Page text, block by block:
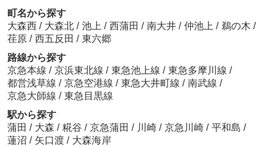
町名から探す
大森西 / 大森北 / 池上 / 西蒲田 / 南大井 / 仲池上 / 鵜の木 /
荏原 / 西五反田 / 東六郷
路線から探す
京急本線 / 京浜東北線 / 東急池上線 / 東急多摩川線 /
都営浅草線 / 京急空港線 / 東急大井町線 / 南武線 /
京急大師線 / 東急目黒線
駅から探す
蒲田 / 大森 / 糀谷 / 京急蒲田 / 川崎 / 京急川崎 / 平和島 /
蓮沼 / 矢口渡 / 大森海岸